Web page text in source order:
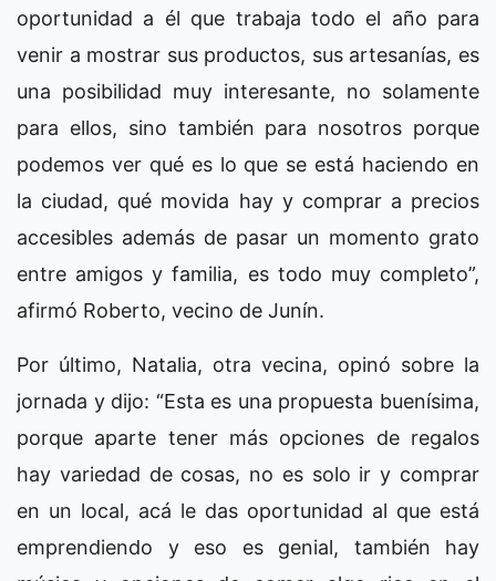
oportunidad a él que trabaja todo el año para
venir a mostrar sus productos, sus artesanías, es
una posibilidad muy interesante, no solamente
para ellos, sino también para nosotros porque
podemos ver qué es lo que se está haciendo en
la ciudad, qué movida hay y comprar a precios
accesibles además de pasar un momento grato
entre amigos y familia, es todo muy completo”,
afirmó Roberto, vecino de Junín.
Por último, Natalia, otra vecina, opinó sobre la
jornada y dijo: “Esta es una propuesta buenísima,
porque aparte tener más opciones de regalos
hay variedad de cosas, no es solo ir y comprar
en un local, acá le das oportunidad al que está
emprendiendo y eso es genial, también hay